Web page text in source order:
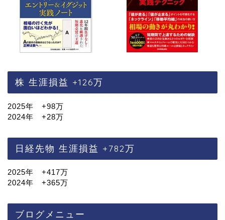
株 生涯損益 +126万
2025年 +98万
2024年 +28万
日経先物 生涯損益 +782万
2025年 +417万
2024年 +365万
ブログメニュー